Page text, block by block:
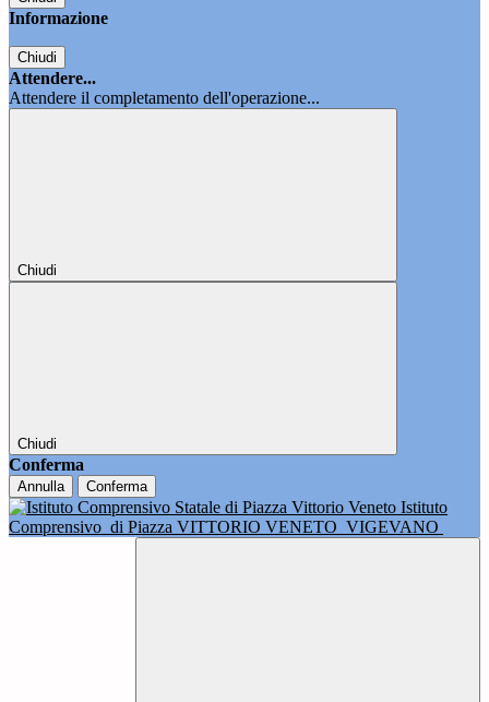
Informazione
Chiudi
Attendere...
Attendere il completamento dell'operazione...
Chiudi
Chiudi
Conferma
Annulla Conferma
Istituto
Comprensivo di Piazza VITTORIO VENETO VIGEVANO